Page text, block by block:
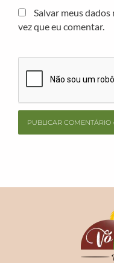
Salvar meus
vez que eu comentar.